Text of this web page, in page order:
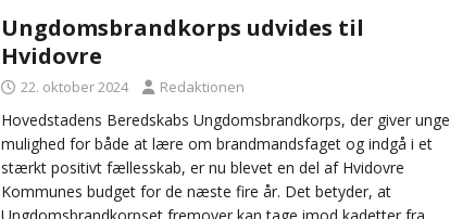
Ungdomsbrandkorps udvides til
Hvidovre
22. oktober 2024 Redaktionen
Hovedstadens Beredskabs Ungdomsbrandkorps, der giver unge
mulighed for både at lære om brandmandsfaget og indgå i et
stærkt positivt fællesskab, er nu blevet en del af Hvidovre
Kommunes budget for de næste fire år. Det betyder, at